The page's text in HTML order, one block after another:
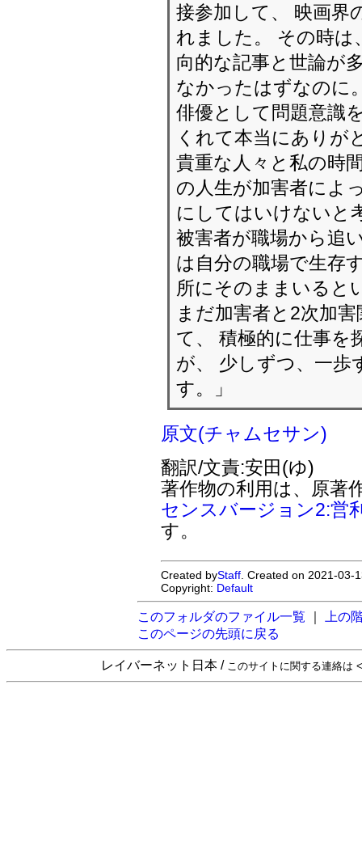
接参加して、 映画界
れました。 その時は
向的な記事と世論が
なかったはずなのに
俳優として問題意識
くれて本当にありが
貴重な人々と私の時
の人生が加害者によ
にしてはいけないと
被害者が職場から追
は自分の職場で生存
所にそのままいると
まだ加害者と2次加
て、 積極的に仕事を
が、 少しずつ、一歩
す。」
原文(チャムセサン)
翻訳/文責:安田(ゆ)
著作物の利用は、原著
センスバージョン2:営
す。
Created byStaff . Created on 2021-
Copyright: Default
このフォルダのファイル一覧
上の
このページの先頭に戻る
レイバーネット日本 / このサイトに関する連絡は